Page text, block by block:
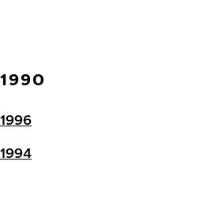
1990
1996
1994